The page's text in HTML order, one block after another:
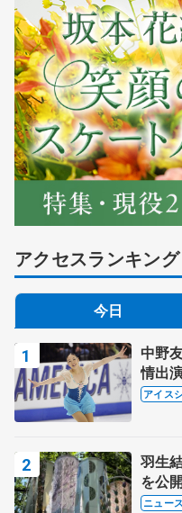
アクセスランキング
今日
中野
情出
ス」
アイス
羽生
を公
の瑞
ニュース